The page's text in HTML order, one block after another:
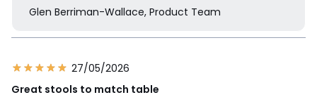
Glen Berriman-Wallace, Product Team
27/05/2026
Great stools to match table